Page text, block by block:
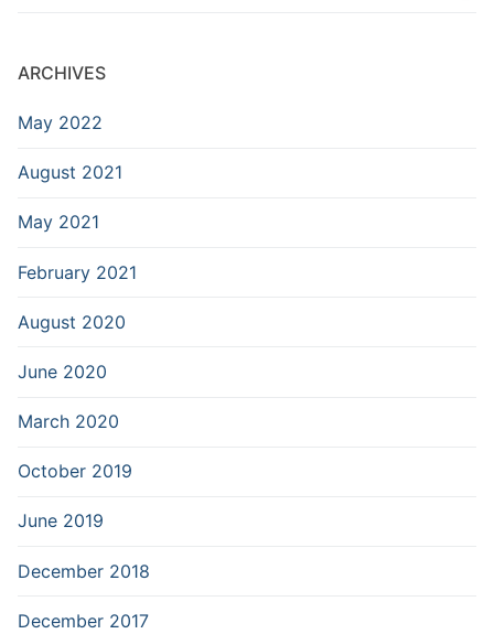
ARCHIVES
May 2022
August 2021
May 2021
February 2021
August 2020
June 2020
March 2020
October 2019
June 2019
December 2018
December 2017